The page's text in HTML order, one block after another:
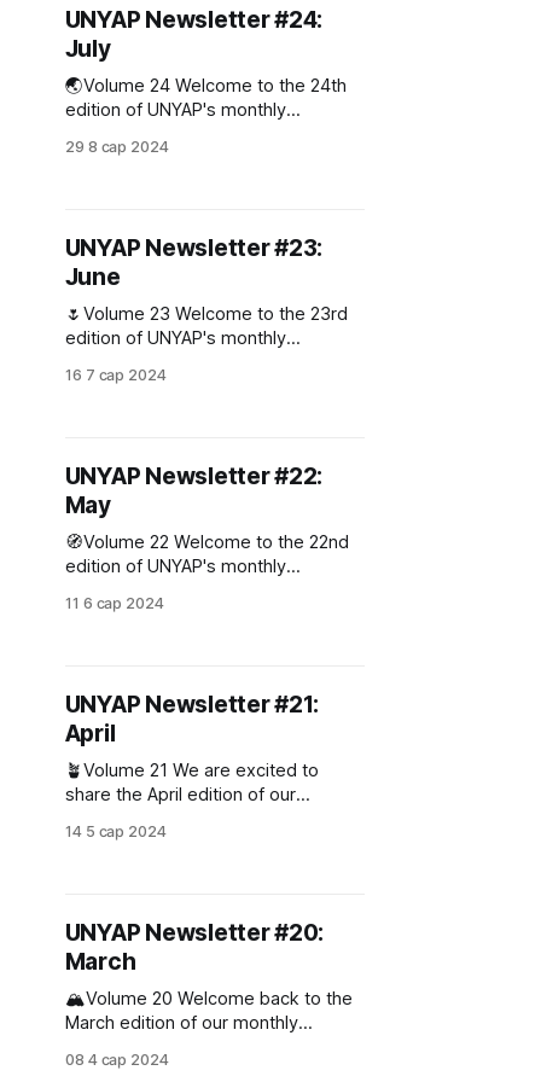
Нэгдсэн Үндэстний Байгууллага
and United Nations Youth Advisory
Panel in Mongolia - UNYAP,
successfully
UNYAP Newsletter #24:
July
🌏Volume 24 Welcome to the 24th
edition of UNYAP's monthly
summer, a joyful, memorable month.
a beautiful experience, reconnecting
me with nature. Having been born
29 8 сар 2024
UNYAP Newsletter #23:
June
🌷Volume 23 Welcome to the 23rd
edition of UNYAP's monthly
Ulaanbaatar Green Affordable
16 7 сар 2024
UNYAP Newsletter #22:
May
🧭Volume 22 Welcome to the 22nd
edition of UNYAP's monthly
inspiring month, so let's dive right
Delegation of the European Union to
Mongolia
11 6 сар 2024
UNYAP Newsletter #21:
April
🪴Volume 21 We are excited to
share the April edition of our
Commission on the Status of
Nyamsuren, who represented
Mongolia at the 68th annual session
of the
14 5 сар 2024
UNYAP Newsletter #20:
March
🏔️Volume 20 Welcome back to the
March edition of our monthly
Members Onboard! * B. Amar-Otgon
08 4 сар 2024